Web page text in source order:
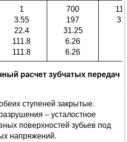
1
3.55
22.4
111.8
111.8
700
197
31.25
6.26
6.26
5
1
1
расчет зубчатых передач
ступеней закрытые.
– усталостное
поверхностей зубьев под
напряжений.